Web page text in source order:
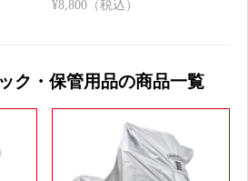
¥8,800（税込）
ク・保管用品の商品一覧